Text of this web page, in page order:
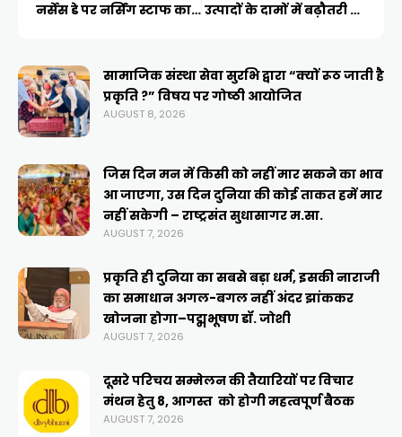
नर्सेस डे पर नर्सिंग स्टाफ का
उत्पादों के दामों में बढ़ौतरी की
भरोसाः गोपाल साबु*
सामाजिक संस्था सेवा सुरभि द्वारा “क्यों रूठ जाती है
प्रकृति ?” विषय पर गोष्ठी आयोजित
AUGUST 8, 2026
जिस दिन मन में किसी को नहीं मार सकने का भाव
आ जाएगा, उस दिन दुनिया की कोई ताकत हमें मार
नहीं सकेगी – राष्ट्रसंत सुधासागर म.सा.
AUGUST 7, 2026
प्रकृति ही दुनिया का सबसे बड़ा धर्म, इसकी नाराजी
का समाधान अगल-बगल नहीं अंदर झांककर
खोजना होगा–पद्मभूषण डॉ. जोशी
AUGUST 7, 2026
दूसरे परिचय सम्मेलन की तैयारियों पर विचार
मंथन हेतु 8, आगस्त को होगी महत्वपूर्ण बैठक
AUGUST 7, 2026